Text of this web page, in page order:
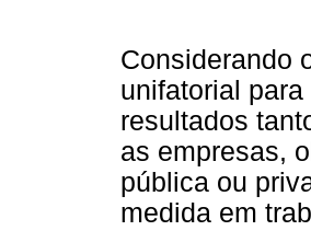
Considerando
unifatorial
resultados
as empresas,
pública ou
medida em